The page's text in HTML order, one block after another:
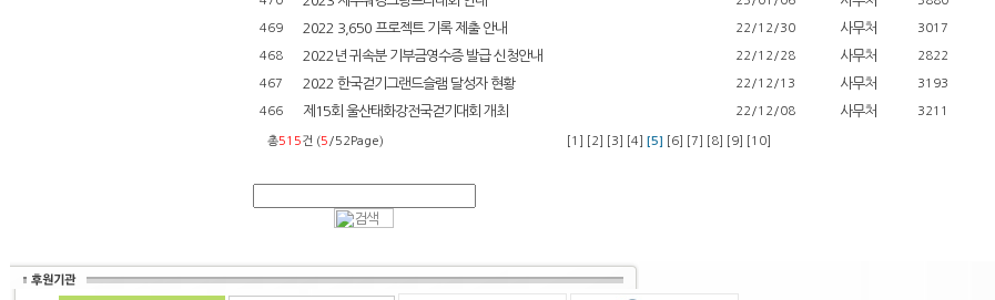
469 2022 3,650 프로젝트 기록 제출 안내 22/12/30 사무처 3017
468 2022년 귀속분 기부금영수증 발급 신청안내 22/12/28 사무처 2822
467 2022 한국걷기그랜드슬램 달성자 현황 22/12/13 사무처 3193
466 제15회 울산태화강전국걷기대회 개최 22/12/08 사무처 3211
총515건 (5/52Page) [1] [2] [3] [4] [5] [6] [7] [8] [9] [10]